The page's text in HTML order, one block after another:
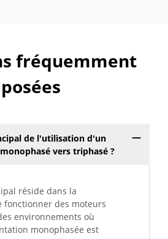
fréquemment
posées
de l'utilisation d'un
vers triphasé ?
réside dans la
fonctionner des moteurs
environnements où
monophasée est